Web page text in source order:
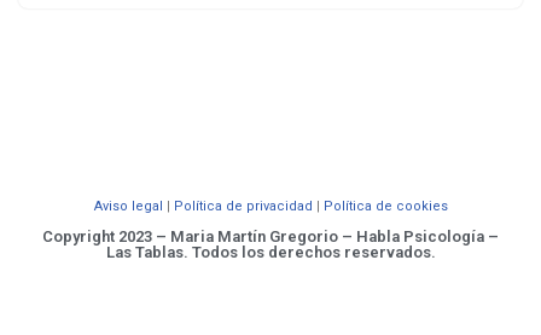
Aviso legal | Política de privacidad | Política de cookies
Copyright 2023 – Maria Martín Gregorio – Habla Psicología –
Las Tablas. Todos los derechos reservados.